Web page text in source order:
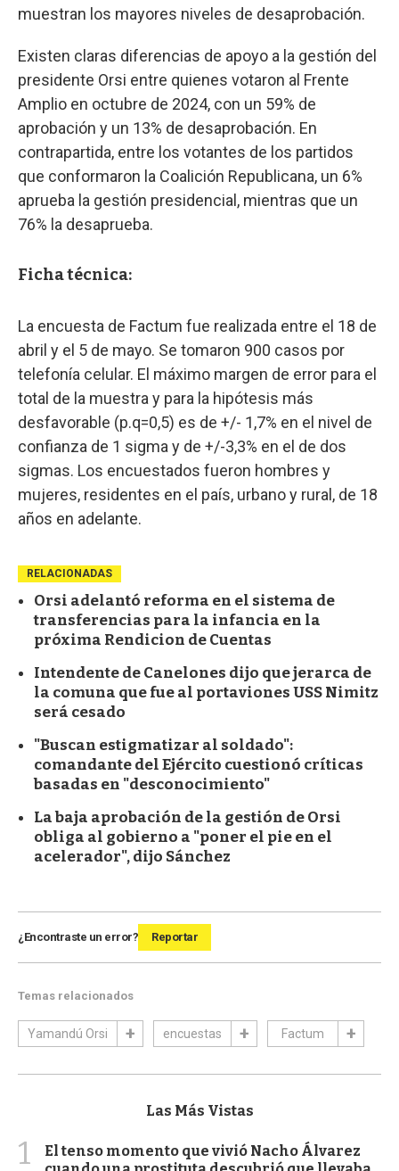
muestran los mayores niveles de desaprobación.
Existen claras diferencias de apoyo a la gestión del
presidente Orsi entre quienes votaron al Frente
Amplio en octubre de 2024, con un 59% de
aprobación y un 13% de desaprobación. En
contrapartida, entre los votantes de los partidos
que conformaron la Coalición Republicana, un 6%
aprueba la gestión presidencial, mientras que un
76% la desaprueba.
Ficha técnica:
La encuesta de Factum fue realizada entre el 18 de
abril y el 5 de mayo. Se tomaron 900 casos por
telefonía celular. El máximo margen de error para el
total de la muestra y para la hipótesis más
desfavorable (p.q=0,5) es de +/- 1,7% en el nivel de
confianza de 1 sigma y de +/-3,3% en el de dos
sigmas. Los encuestados fueron hombres y
mujeres, residentes en el país, urbano y rural, de 18
años en adelante.
RELACIONADAS
Orsi adelantó reforma en el sistema de
transferencias para la infancia en la
próxima Rendicion de Cuentas
Intendente de Canelones dijo que jerarca de
la comuna que fue al portaviones USS Nimitz
será cesado
"Buscan estigmatizar al soldado":
comandante del Ejército cuestionó críticas
basadas en "desconocimiento"
La baja aprobación de la gestión de Orsi
obliga al gobierno a "poner el pie en el
acelerador", dijo Sánchez
¿Encontraste un error? Reportar
Temas relacionados
Yamandú Orsi encuestas Factum
Las Más Vistas
1
El tenso momento que vivió Nacho Álvarez